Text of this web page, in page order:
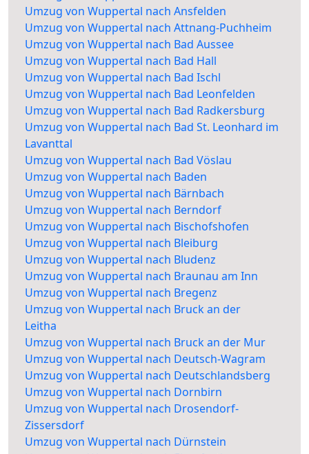
Umzug von Wuppertal nach Ansfelden
Umzug von Wuppertal nach Attnang-Puchheim
Umzug von Wuppertal nach Bad Aussee
Umzug von Wuppertal nach Bad Hall
Umzug von Wuppertal nach Bad Ischl
Umzug von Wuppertal nach Bad Leonfelden
Umzug von Wuppertal nach Bad Radkersburg
Umzug von Wuppertal nach Bad St. Leonhard im
Lavanttal
Umzug von Wuppertal nach Bad Vöslau
Umzug von Wuppertal nach Baden
Umzug von Wuppertal nach Bärnbach
Umzug von Wuppertal nach Berndorf
Umzug von Wuppertal nach Bischofshofen
Umzug von Wuppertal nach Bleiburg
Umzug von Wuppertal nach Bludenz
Umzug von Wuppertal nach Braunau am Inn
Umzug von Wuppertal nach Bregenz
Umzug von Wuppertal nach Bruck an der
Leitha
Umzug von Wuppertal nach Bruck an der Mur
Umzug von Wuppertal nach Deutsch-Wagram
Umzug von Wuppertal nach Deutschlandsberg
Umzug von Wuppertal nach Dornbirn
Umzug von Wuppertal nach Drosendorf-
Zissersdorf
Umzug von Wuppertal nach Dürnstein